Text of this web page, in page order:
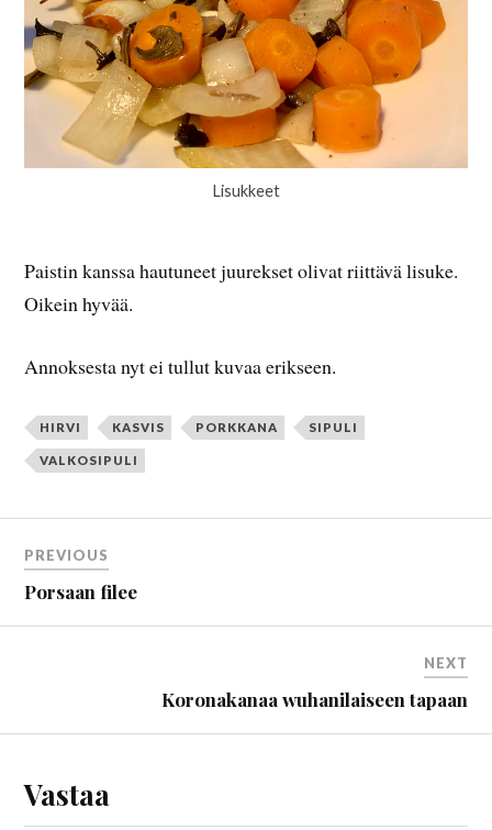
Lisukkeet
Paistin kanssa hautuneet juurekset olivat riittävä lisuke.
Oikein hyvää.
Annoksesta nyt ei tullut kuvaa erikseen.
HIRVI KASVIS PORKKANA SIPULI
VALKOSIPULI
PREVIOUS
Porsaan filee
NEXT
Koronakanaa wuhanilaiseen tapaan
Vastaa